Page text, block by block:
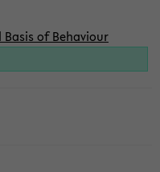
of Behaviour